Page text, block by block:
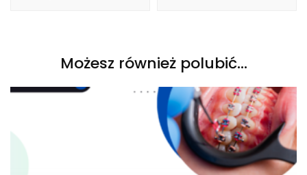
Możesz również polubić…